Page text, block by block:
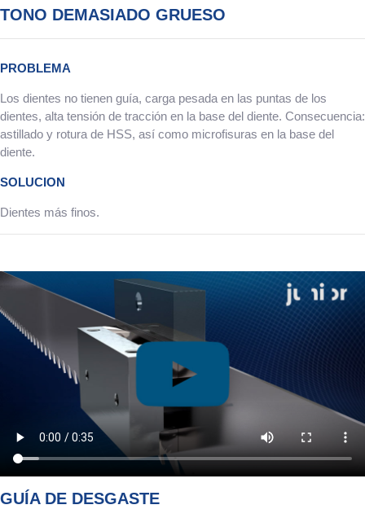
TONO DEMASIADO GRUESO
PROBLEMA
Los dientes no tienen guía, carga pesada en las puntas de los
dientes, alta tensión de tracción en la base del diente. Consecuencia:
astillado y rotura de HSS, así como microfisuras en la base del
diente.
SOLUCION
Dientes más finos.
GUÍA DE DESGASTE